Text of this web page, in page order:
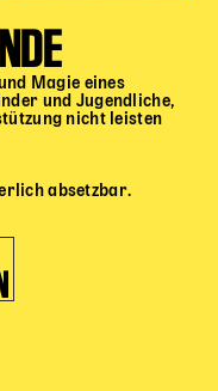
Magie eines
und Jugendliche,
nicht leisten
absetzbar.